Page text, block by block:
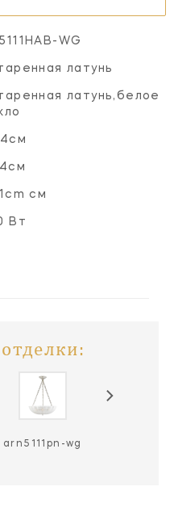
WG
латунь
латунь,белое
см
Вт
arn5111pn-wg